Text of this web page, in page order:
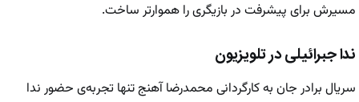
مسیرش برای پیشرفت در بازیگری را هموارتر ساخت.
ندا جبرائیلی در تلویزیون
سریال برادر جان به کارگردانی محمدرضا آهنج تنها تجربه‌ی حضور ندا